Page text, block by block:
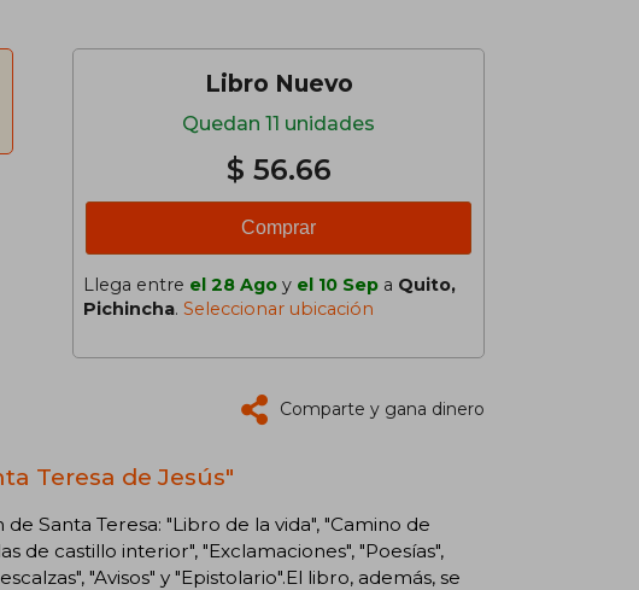
Libro Nuevo
Quedan 11 unidades
$ 56.66
Comprar
Llega entre el 28 Ago y el 10 Sep a Quito,
Pichincha. Seleccionar ubicación
Comparte y gana dinero
Teresa de Jesús"
Santa Teresa: "Libro de la vida", "Camino de
de castillo interior", "Exclamaciones", "Poesías",
"Avisos" y "Epistolario".El libro, además, se